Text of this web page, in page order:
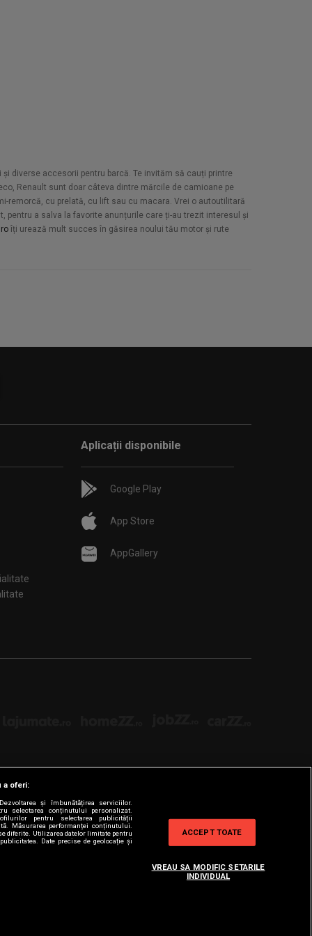
diverse accesorii pentru barcă. Te invităm să cauți printre
Renault sunt doar câteva dintre mărcile de camioane pe
remorcă, cu prelată, cu lift sau cu macara. Vrei o autoutilitară
pentru a salva la favorite anunțurile care ți-au trezit interesul și
îți urează mult succes în găsirea noului tău motor și rute
Aplicații disponibile
Google Play
App Store
AppGallery
a oferi:
și îmbunătățirea serviciilor.
selectarea conținutului personalizat.
pentru selectarea publicității
Măsurarea performanței conținutului.
diferite. Utilizarea datelor limitate pentru
Date precise de geolocație și
ACCEPT TOATE
VREAU SA MODIFIC SETARILE
INDIVIDUAL